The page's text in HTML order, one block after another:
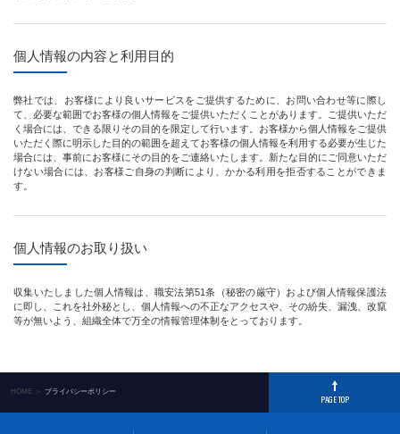
個人情報の内容と利用目的
弊社では、お客様により良いサービスをご提供するために、お問い合わせ等に際し
て、必要な範囲でお客様の個人情報をご提供いただくことがあります。ご提供いただ
く場合には、できる限りその目的を限定して行います。お客様から個人情報をご提供
いただく際に明示した目的の範囲を超えてお客様の個人情報を利用する必要が生じた
場合には、事前にお客様にその目的をご連絡いたします。新たな目的にご同意いただ
けない場合には、お客様ご自身の判断により、かかる利用を拒否することができま
す。
個人情報のお取り扱い
収集いたしました個人情報は、職安法第51条（秘密の厳守）および個人情報保護法
に即し、これを社外秘とし、個人情報への不正なアクセスや、その紛失、漏洩、改竄
等が無いよう、組織全体で万全の情報管理体制をとっております。
HOME プライバシーポリシー
PAGE TOP